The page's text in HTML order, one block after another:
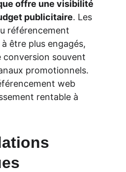
offre une visibilité
publicitaire. Les
référencement
être plus engagés,
conversion souvent
promotionnels.
web
rentable à